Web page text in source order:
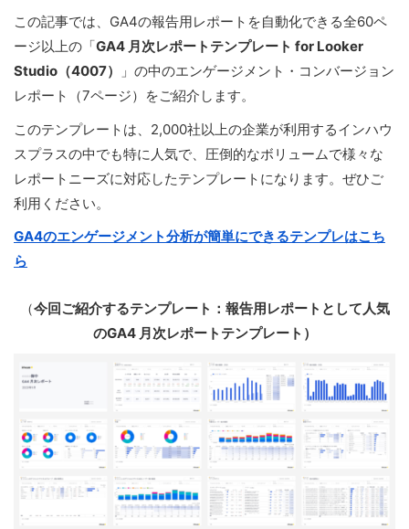
この記事では、GA4の報告用レポートを自動化できる全60ペ
ージ以上の「GA4 月次レポートテンプレート for Looker
Studio（4007）
」の中のエンゲージメント・コンバージョン
レポート（7ページ）をご紹介します。
このテンプレートは、2,000社以上の企業が利用するインハウ
スプラスの中でも特に人気で、圧倒的なボリュームで様々な
レポートニーズに対応したテンプレートになります。ぜひご
利用ください。
GA4のエンゲージメント分析が簡単にできるテンプレはこち
ら
（今回ご紹介するテンプレート：報告用レポートとして人気
のGA4 月次レポートテンプレート）